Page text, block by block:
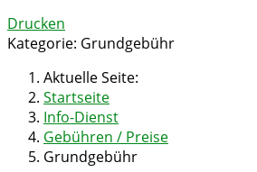
Drucken
Kategorie: Grundgebühr
Aktuelle Seite:
Startseite
Info-Dienst
Gebühren / Preise
Grundgebühr